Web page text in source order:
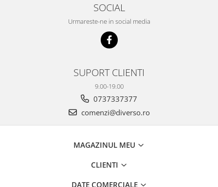
SOCIAL
Urmareste-ne in social media
SUPORT CLIENTI
9.00-19.00
0737337377
comenzi@diverso.ro
MAGAZINUL MEU
CLIENTI
DATE COMERCIALE